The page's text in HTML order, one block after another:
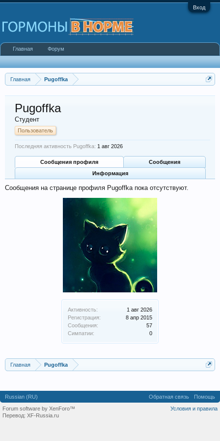
Вход
Главная Pugoffka
Активность:
1 авг 2026
Регистрация:
8 апр 2015
Сообщения:
57
Симпатии:
0
Pugoffka
Студент
Пользователь
Последняя активность Pugoffka: 1 авг 2026
Сообщения профиля
Сообщения
Информация
Сообщения на странице профиля Pugoffka пока отсутствуют.
Главная Pugoffka
Главная Форум
Russian (RU) Обратная связь
Помощь
Условия и правила
Forum software by XenForo™
Перевод: XF-Russia.ru